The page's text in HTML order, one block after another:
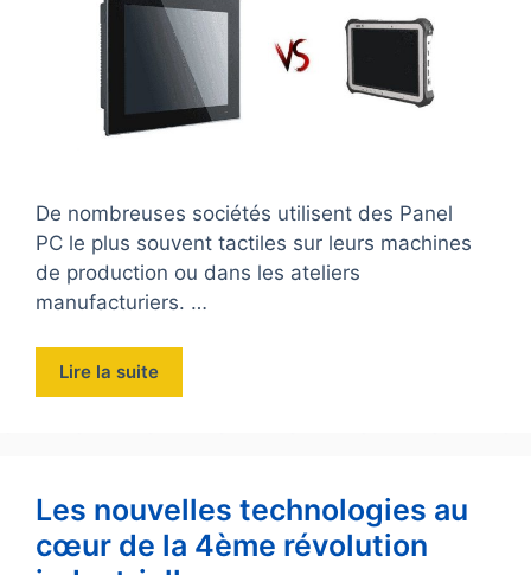
De nombreuses sociétés utilisent des Panel
PC le plus souvent tactiles sur leurs machines
de production ou dans les ateliers
manufacturiers. …
Lire la suite
Les nouvelles technologies au
cœur de la 4ème révolution